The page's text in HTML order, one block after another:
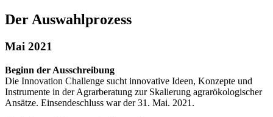
Der Auswahlprozess
Mai 2021
Beginn der Ausschreibung
Die Innovation Challenge sucht innovative Ideen, Konzepte und
Instrumente in der Agrarberatung zur Skalierung agrarökologischer
Ansätze. Einsendeschluss war der 31. Mai. 2021.